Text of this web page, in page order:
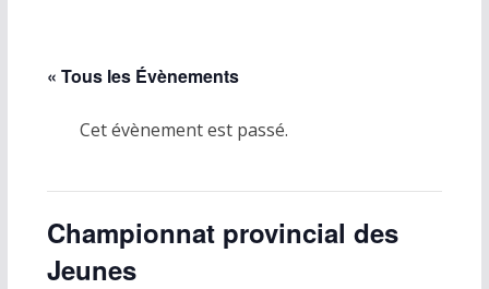
« Tous les Évènements
Cet évènement est passé.
Championnat provincial des
Jeunes